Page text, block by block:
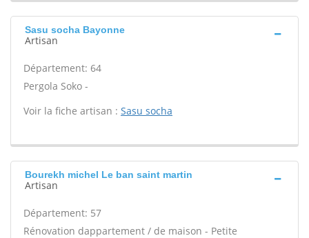
Sasu socha Bayonne
Artisan
Département: 64
Pergola Soko -
Voir la fiche artisan : Sasu socha
Bourekh michel Le ban saint martin
Artisan
Département: 57
Rénovation dappartement / de maison - Petite